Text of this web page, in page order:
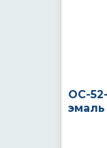
ОС-